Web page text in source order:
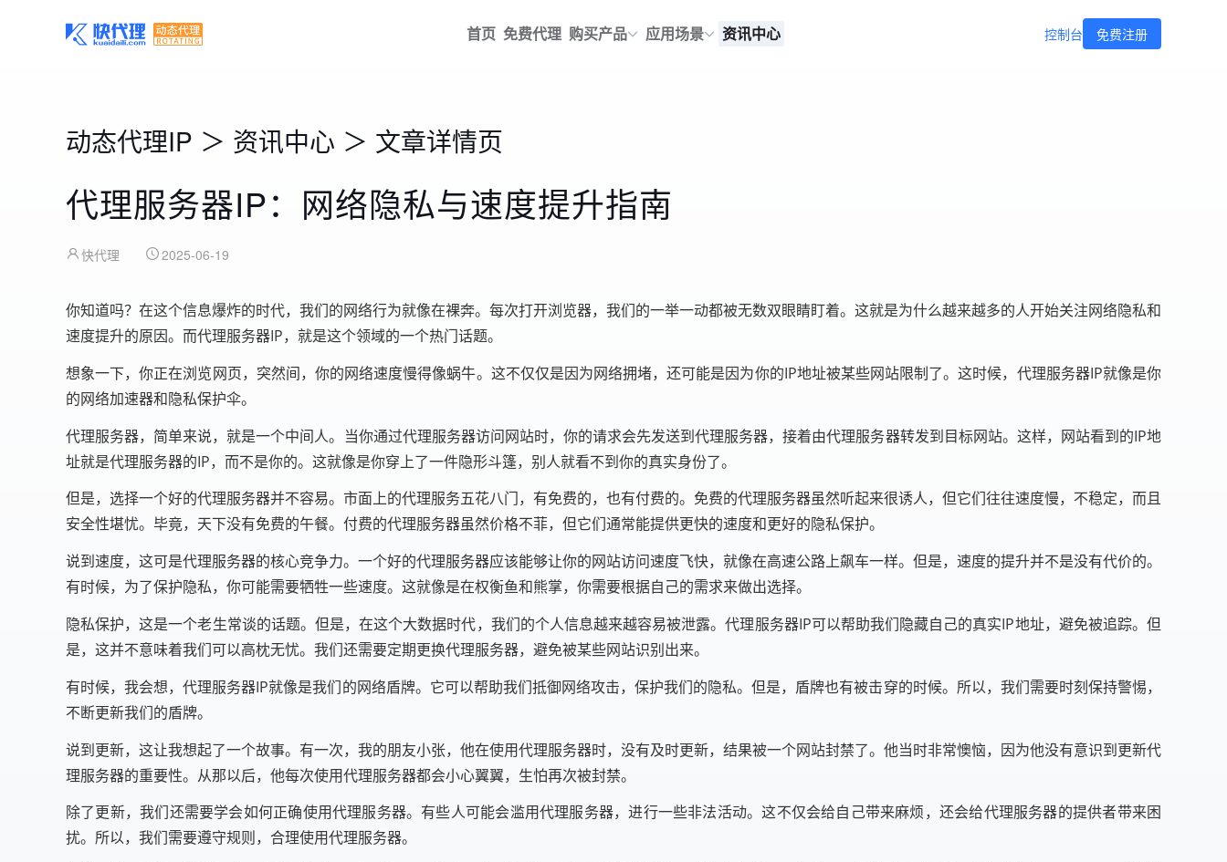
首页 免费代理 购买产品 应用场景 资讯中心 控制台 免费注册
动态代理IP ＞ 资讯中心 ＞ 文章详情页
代理服务器IP：网络隐私与速度提升指南
快代理 2025-06-19
你知道吗？在这个信息爆炸的时代，我们的网络行为就像在裸奔。每次打开浏览器，我们的一举一动都被无数双眼睛盯着。这就是为什么越来越多的人开始关注网络隐私和
速度提升的原因。而代理服务器IP，就是这个领域的一个热门话题。
想象一下，你正在浏览网页，突然间，你的网络速度慢得像蜗牛。这不仅仅是因为网络拥堵，还可能是因为你的IP地址被某些网站限制了。这时候，代理服务器IP就像是你
的网络加速器和隐私保护伞。
代理服务器，简单来说，就是一个中间人。当你通过代理服务器访问网站时，你的请求会先发送到代理服务器，接着由代理服务器转发到目标网站。这样，网站看到的IP地
址就是代理服务器的IP，而不是你的。这就像是你穿上了一件隐形斗篷，别人就看不到你的真实身份了。
但是，选择一个好的代理服务器并不容易。市面上的代理服务五花八门，有免费的，也有付费的。免费的代理服务器虽然听起来很诱人，但它们往往速度慢，不稳定，而且
安全性堪忧。毕竟，天下没有免费的午餐。付费的代理服务器虽然价格不菲，但它们通常能提供更快的速度和更好的隐私保护。
说到速度，这可是代理服务器的核心竞争力。一个好的代理服务器应该能够让你的网站访问速度飞快，就像在高速公路上飙车一样。但是，速度的提升并不是没有代价的。
有时候，为了保护隐私，你可能需要牺牲一些速度。这就像是在权衡鱼和熊掌，你需要根据自己的需求来做出选择。
隐私保护，这是一个老生常谈的话题。但是，在这个大数据时代，我们的个人信息越来越容易被泄露。代理服务器IP可以帮助我们隐藏自己的真实IP地址，避免被追踪。但
是，这并不意味着我们可以高枕无忧。我们还需要定期更换代理服务器，避免被某些网站识别出来。
有时候，我会想，代理服务器IP就像是我们的网络盾牌。它可以帮助我们抵御网络攻击，保护我们的隐私。但是，盾牌也有被击穿的时候。所以，我们需要时刻保持警惕，
不断更新我们的盾牌。
说到更新，这让我想起了一个故事。有一次，我的朋友小张，他在使用代理服务器时，没有及时更新，结果被一个网站封禁了。他当时非常懊恼，因为他没有意识到更新代
理服务器的重要性。从那以后，他每次使用代理服务器都会小心翼翼，生怕再次被封禁。
除了更新，我们还需要学会如何正确使用代理服务器。有些人可能会滥用代理服务器，进行一些非法活动。这不仅会给自己带来麻烦，还会给代理服务器的提供者带来困
扰。所以，我们需要遵守规则，合理使用代理服务器。